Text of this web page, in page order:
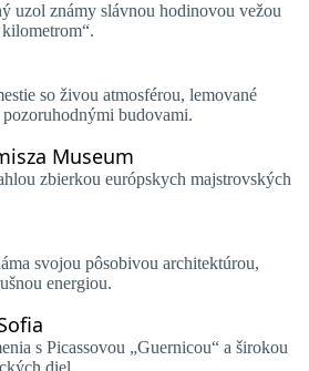
uzol známy slávnou hodinovou vežou
so živou atmosférou, lemované
budovami.
Museum
zbierkou európskych majstrovských
svojou pôsobivou architektúrou,
energiou.
s Picassovou „Guernicou“ a širokou
diel.